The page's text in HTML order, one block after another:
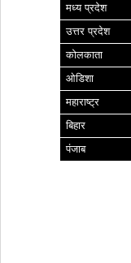
मध्य प्रदेश
उत्तर प्रदेश
कोलकाता
ओडिशा
महाराष्ट्र
बिहार
पंजाब